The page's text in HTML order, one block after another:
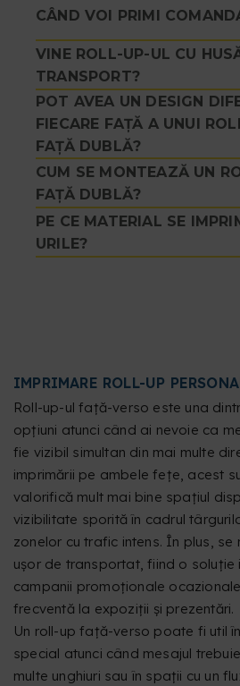
CÂND VOI PRIMI
VINE ROLL-UP-UL CU
TRANSPORT?
POT AVEA UN DESIGN
FIECARE FAȚĂ A UNUI
FAȚĂ DUBLĂ?
CUM SE MONTEAZĂ UN
FAȚĂ DUBLĂ?
PE CE MATERIAL SE
URILE?
IMPRIMARE ROLL-UP
Roll-up-ul față-verso este una
opțiuni atunci când ai nevoie ca
fie vizibil simultan din mai multe
imprimării pe ambele fețe, acest
valorifică mult mai bine spațiul
vizibilitate sporită în cadrul
zonelor cu trafic intens. În plus,
ușor de transportat, fiind o
campanii promoționale
frecventă la expoziții și prezentări.
Un roll-up față-verso poate fi util
special atunci când mesajul
multe unghiuri sau în spații cu un